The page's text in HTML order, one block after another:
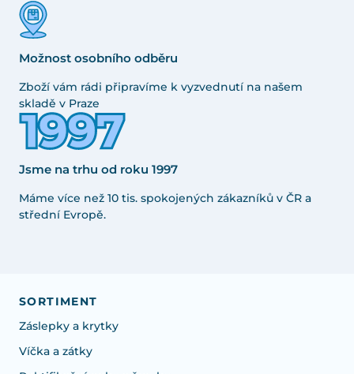
Možnost osobního odběru
Zboží vám rádi připravíme k vyzvednutí na našem
skladě v Praze
Jsme na trhu od roku 1997
Máme více než 10 tis. spokojených zákazníků v ČR a
střední Evropě.
SORTIMENT
Záslepky a krytky
Víčka a zátky